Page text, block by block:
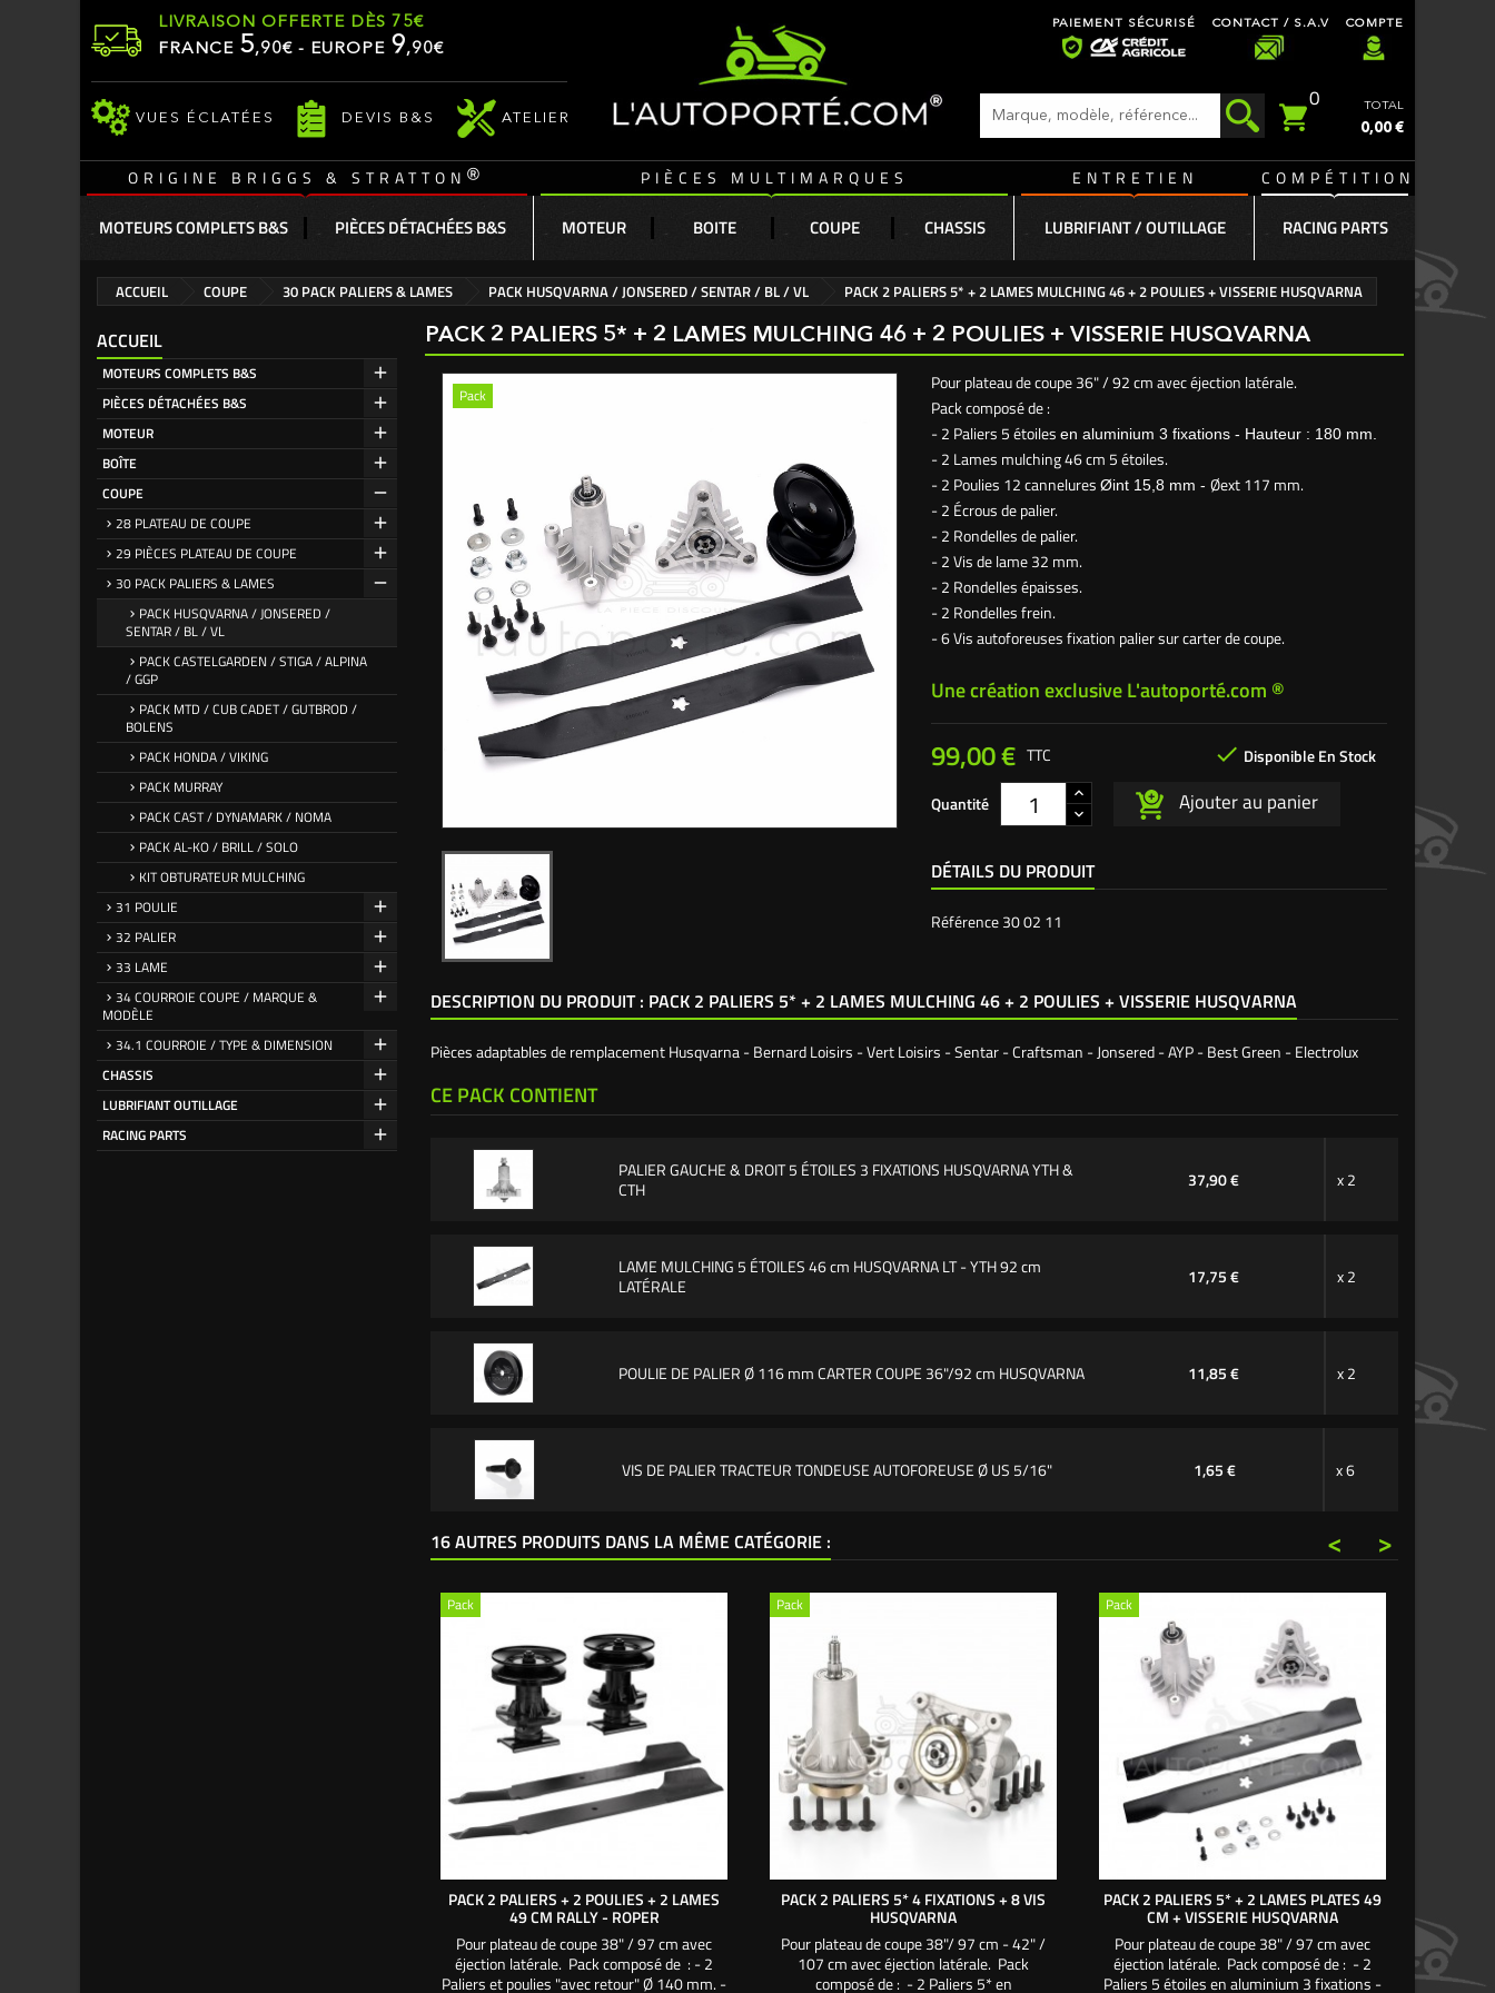
LIVRAISON OFFERTE DÈS 75€
FRANCE 5,90€ - EUROPE 9,90€
VUES ÉCLATÉES DEVIS B&S ATELIER
PAIEMENT SÉCURISÉ CONTACT / S.A.V COMPTE
0 TOTAL
0,00 €
ORIGINE BRIGGS & STRATTON ® PIÈCES MULTIMARQUES ENTRETIEN COMPÉTITION
MOTEURS COMPLETS B&S PIÈCES DÉTACHÉES B&S MOTEUR BOITE COUPE CHASSIS LUBRIFIANT / OUTILLAGE RACING PARTS
ACCUEIL COUPE 30 PACK PALIERS & LAMES PACK HUSQVARNA / JONSERED / SENTAR / BL / VL PACK 2 PALIERS 5* + 2 LAMES MULCHING 46 + 2 POULIES + VISSERIE HUSQVARNA
ACCUEIL
MOTEURS COMPLETS B&S
PIÈCES DÉTACHÉES B&S
MOTEUR
BOÎTE
COUPE
28 PLATEAU DE COUPE
29 PIÈCES PLATEAU DE COUPE
30 PACK PALIERS & LAMES
PACK HUSQVARNA / JONSERED /
SENTAR / BL / VL
PACK CASTELGARDEN / STIGA / ALPINA
/ GGP
PACK MTD / CUB CADET / GUTBROD /
BOLENS
PACK HONDA / VIKING
PACK MURRAY
PACK CAST / DYNAMARK / NOMA
PACK AL-KO / BRILL / SOLO
KIT OBTURATEUR MULCHING
31 POULIE
32 PALIER
33 LAME
34 COURROIE COUPE / MARQUE &
MODÈLE
34.1 COURROIE / TYPE & DIMENSION
CHASSIS
LUBRIFIANT OUTILLAGE
RACING PARTS
PACK 2 PALIERS 5* + 2 LAMES MULCHING 46 + 2 POULIES + VISSERIE HUSQVARNA
Pack
Pour plateau de coupe 36" / 92 cm avec éjection latérale.
Pack composé de :
- 2 Paliers 5 étoiles en aluminium 3 fixations - Hauteur : 180 mm.
- 2 Lames mulching 46 cm 5 étoiles.
- 2 Poulies 12 cannelures Øint 15,8 mm - Øext 117 mm.
- 2 Écrous de palier.
- 2 Rondelles de palier.
- 2 Vis de lame 32 mm.
- 2 Rondelles épaisses.
- 2 Rondelles frein.
- 6 Vis autoforeuses fixation palier sur carter de coupe.
Une création exclusive L'autoporté.com ®
99,00 €  Disponible En Stock
TTC
Quantité Ajouter au panier
DÉTAILS DU PRODUIT
Référence30 02 11
DESCRIPTION DU PRODUIT : PACK 2 PALIERS 5* + 2 LAMES MULCHING 46 + 2 POULIES + VISSERIE HUSQVARNA
Pièces adaptables de remplacement Husqvarna - Bernard Loisirs - Vert Loisirs - Sentar - Craftsman - Jonsered - AYP - Best Green - Electrolux
CE PACK CONTIENT
PALIER GAUCHE & DROIT 5 ÉTOILES 3 FIXATIONS HUSQVARNA YTH &
CTH
37,90 € x 2
LAME MULCHING 5 ÉTOILES 46 cm HUSQVARNA LT - YTH 92 cm
LATÉRALE
17,75 € x 2
POULIE DE PALIER Ø 116 mm CARTER COUPE 36"/92 cm HUSQVARNA 11,85 € x 2
VIS DE PALIER TRACTEUR TONDEUSE AUTOFOREUSE Ø US 5/16" 1,65 € x 6
16 AUTRES PRODUITS DANS LA MÊME CATÉGORIE : >
<
Pack
PACK 2 PALIERS + 2 POULIES + 2 LAMES
49 CM RALLY - ROPER
Pour plateau de coupe 38" / 97 cm avec
éjection latérale. Pack composé de : - 2
Paliers et poulies "avec retour" Ø 140 mm. -
Pack
PACK 2 PALIERS 5* 4 FIXATIONS + 8 VIS
HUSQVARNA
Pour plateau de coupe 38"/ 97 cm - 42" /
107 cm avec éjection latérale. Pack
composé de : - 2 Paliers 5* en
Pack
PACK 2 PALIERS 5* + 2 LAMES PLATES 49
CM + VISSERIE HUSQVARNA
Pour plateau de coupe 38" / 97 cm avec
éjection latérale. Pack composé de : - 2
Paliers 5 étoiles en aluminium 3 fixations -
Pour
éjection